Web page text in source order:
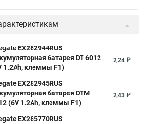
EX282944RUS
батарея DT 6012
1.2Ah, клеммы F1)
2,24 ₽
EX282945RUS
батарея DTM
(6V 1.2Ah, клеммы F1)
2,43 ₽
EX285770RUS